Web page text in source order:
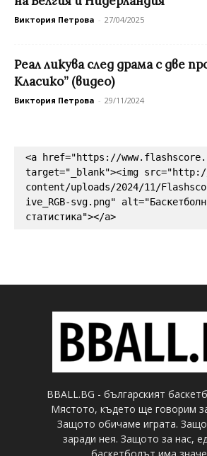
Виктория Петрова - 27/04/2025
Реал ликува след драма с две
Класико” (видео)
Виктория Петрова - 29/11/2024
<a href="https://
target="_blank"><img
content/uploads/2024/11/
ive_RGB-svg.png"
статистика"></a>
BBALL.BG - българският
Мястото, където ще говорим
Защото обичаме играта.
заради нея. Защото за нас,